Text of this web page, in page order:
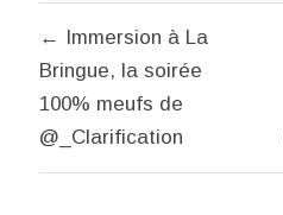
Navigation
de
l’article
← Immersion à La
Bringue, la soirée
100% meufs de
@_Clarification